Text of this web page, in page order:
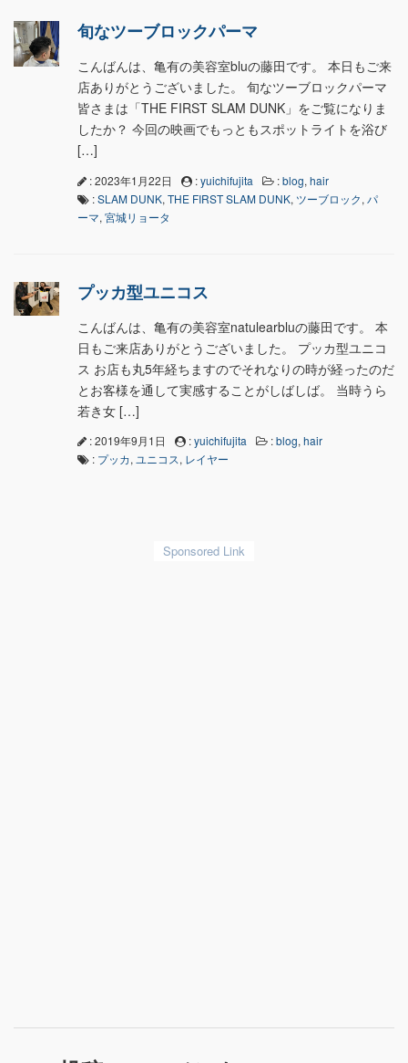
旬なツーブロックパーマ
こんばんは、亀有の美容室bluの藤田です。 本日もご来
店ありがとうございました。 旬なツーブロックパーマ
皆さまは「THE FIRST SLAM DUNK」をご覧になりま
したか？ 今回の映画でもっともスポットライトを浴び
[…]
: 2023年1月22日 :yuichifujita :blog, hair
:SLAM DUNK, THE FIRST SLAM DUNK, ツーブロック, パ
ーマ, 宮城リョータ
プッカ型ユニコス
こんばんは、亀有の美容室natulearbluの藤田です。 本
日もご来店ありがとうございました。 プッカ型ユニコ
ス お店も丸5年経ちますのでそれなりの時が経ったのだ
とお客様を通して実感することがしばしば。 当時うら
若き女 […]
: 2019年9月1日 :yuichifujita :blog, hair
: プッカ, ユニコス, レイヤー